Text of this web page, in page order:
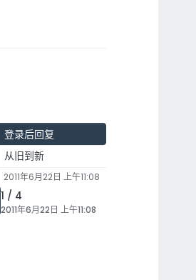
登录后回复
从旧到新
2011年6月22日 上午11:08
1 / 4
2011年6月22日 上午11:08